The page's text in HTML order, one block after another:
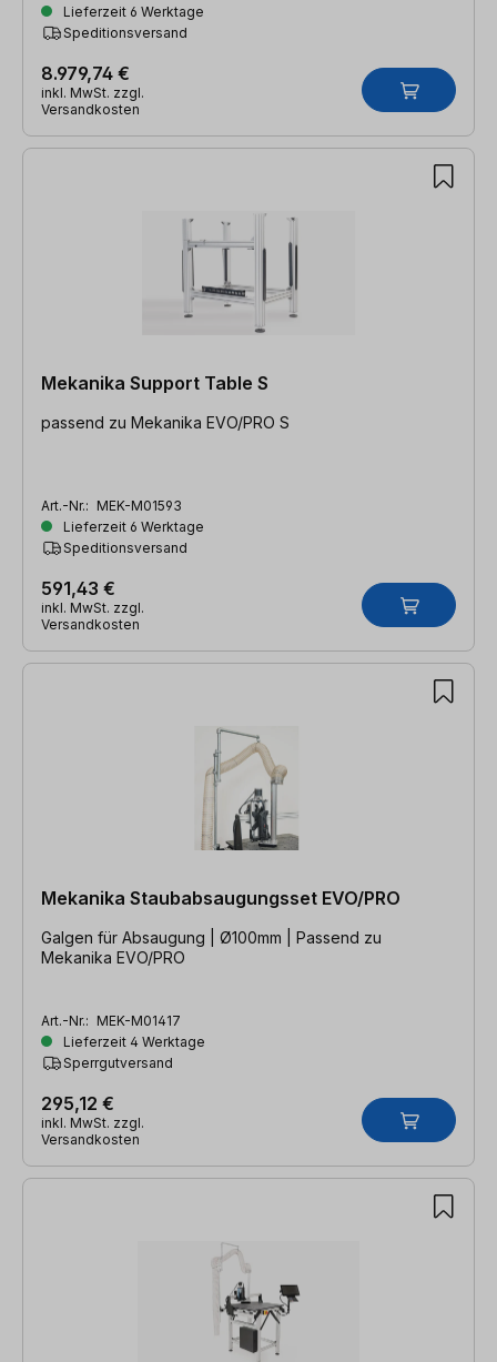
Lieferzeit 6 Werktage
Speditionsversand
8.979,74 €
inkl. MwSt. zzgl.
Versandkosten
Mekanika Support Table S
passend zu Mekanika EVO/PRO S
Art.-Nr.: MEK-M01593
Lieferzeit 6 Werktage
Speditionsversand
591,43 €
inkl. MwSt. zzgl.
Versandkosten
Mekanika Staubabsaugungsset EVO/PRO
Galgen für Absaugung | Ø100mm | Passend zu
Mekanika EVO/PRO
Art.-Nr.: MEK-M01417
Lieferzeit 4 Werktage
Sperrgutversand
295,12 €
inkl. MwSt. zzgl.
Versandkosten